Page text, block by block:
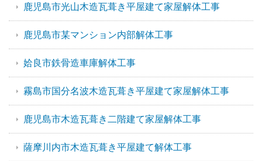
鹿児島市光山木造瓦葺き平屋建て家屋解体工事
鹿児島市某マンション内部解体工事
姶良市鉄骨造車庫解体工事
霧島市国分名波木造瓦葺き平屋建て家屋解体工事
鹿児島市木造瓦葺き二階建て家屋解体工事
薩摩川内市木造瓦葺き平屋建て解体工事